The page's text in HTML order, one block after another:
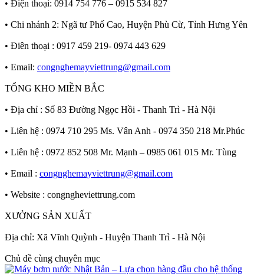
• Điện thoại: 0914 754 776 – 0915 534 827
• Chi nhánh 2: Ngã tư Phố Cao, Huyện Phù Cừ, Tỉnh Hưng Yên
• Điên thoại : 0917 459 219- 0974 443 629
• Email: congnghemayviettrung@gmail.com
TỔNG KHO MIỀN BẮC
• Địa chỉ : Số 83 Đường Ngọc Hồi - Thanh Trì - Hà Nội
• Liên hệ : 0974 710 295 Ms. Vân Anh - 0974 350 218 Mr.Phúc
• Liên hệ : 0972 852 508 Mr. Mạnh – 0985 061 015 Mr. Tùng
• Email : congnghemayviettrung@gmail.com
• Website : congngheviettrung.com
XƯỞNG SẢN XUẤT
Địa chỉ: Xã Vĩnh Quỳnh - Huyện Thanh Trì - Hà Nội
Chủ đề cùng chuyên mục